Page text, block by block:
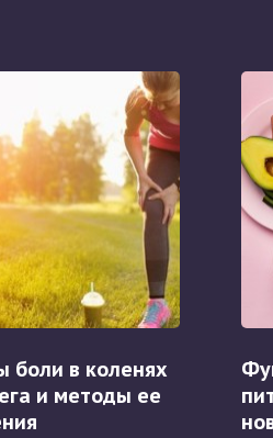
боли в коленях
и методы ее